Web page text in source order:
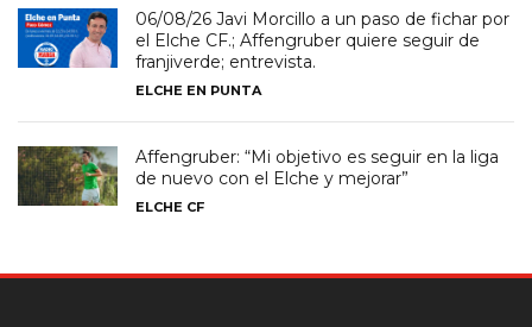
06/08/26 Javi Morcillo a un paso de fichar por
el Elche CF.; Affengruber quiere seguir de
franjiverde; entrevista.
ELCHE EN PUNTA
Affengruber: “Mi objetivo es seguir en la liga
de nuevo con el Elche y mejorar”
ELCHE CF